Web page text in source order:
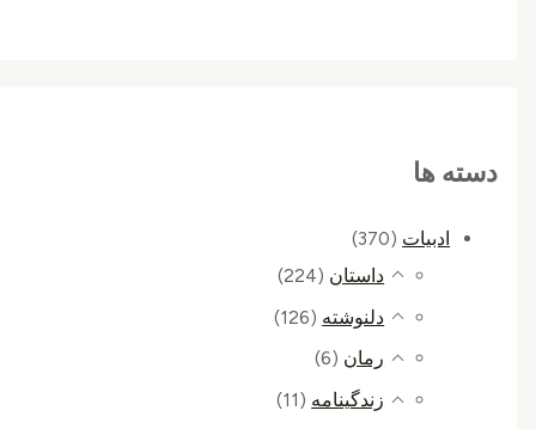
دسته ها
ادبیات (370)
داستان (224)
دلنوشته (126)
رمان (6)
زندگینامه (11)